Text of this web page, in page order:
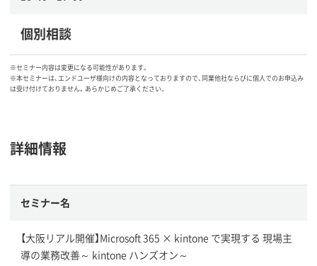
個別相談
※セミナー内容は変更になる可能性があります。
※本セミナーは、エンドユーザ様向けの内容となっておりますので、同業他社ならびに個人でのお申込み
は受け付けておりません。あらかじめご了承ください。
詳細情報
セミナー名
【大阪リアル開催】Microsoft 365 × kintone で実現する 現場主
導の業務改善～ kintone ハンズオン～